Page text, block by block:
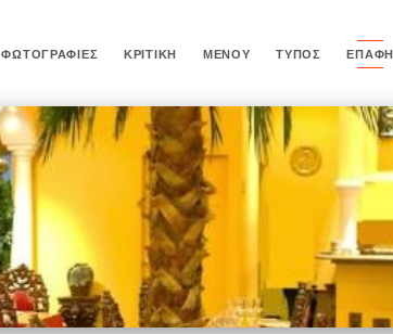
ΦΩΤΟΓΡΑΦΊΕΣ ΚΡΙΤΙΚΉ ΜΕΝΟΎ ΤΎΠΟΣ ΕΠΑΦΉ